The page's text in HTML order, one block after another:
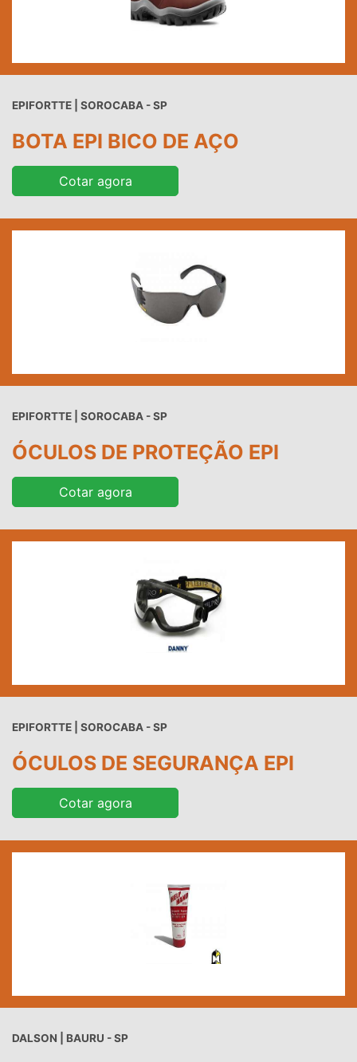
EPIFORTTE | SOROCABA - SP
BOTA EPI BICO DE AÇO
Cotar agora
EPIFORTTE | SOROCABA - SP
ÓCULOS DE PROTEÇÃO EPI
Cotar agora
EPIFORTTE | SOROCABA - SP
ÓCULOS DE SEGURANÇA EPI
Cotar agora
DALSON | BAURU - SP